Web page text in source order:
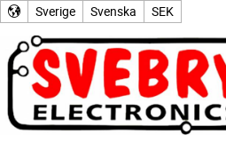
Sverige Svenska SEK